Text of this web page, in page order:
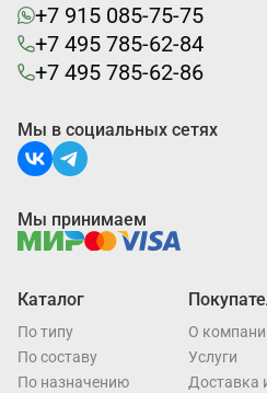
+7 915 085-75-75
+7 495 785-62-84
+7 495 785-62-86
Каталог
По типу
По составу
По назначению
О
Услуги
Доставка
Мы в социальных сетях
Мы принимаем